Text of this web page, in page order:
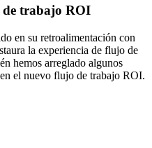
de trabajo ROI
en su retroalimentación con
la experiencia de flujo de
hemos arreglado algunos
el nuevo flujo de trabajo ROI.